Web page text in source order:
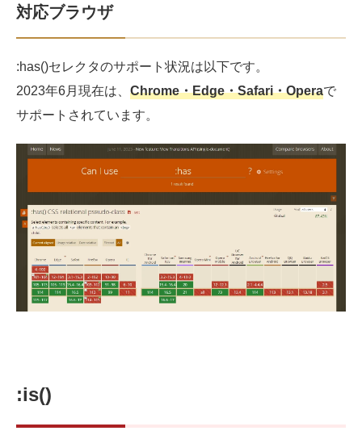
対応ブラウザ
:has()セレクタのサポート状況は以下です。
2023年6月現在は、 Chrome・Edge・Safari・Operaで
サポートされています。
:is()